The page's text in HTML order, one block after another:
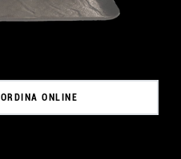
ORDINA ONLINE